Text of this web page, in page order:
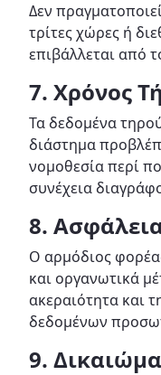
Δεν
τρίτες χώρες ή
επιβάλλεται από
7. Χρόνος
Τα δεδομένα
διάστημα
νομοθεσία περί
συνέχεια
8.
Ο αρμόδιος
και οργανωτικά
ακεραιότητα και
δεδομένων
9.